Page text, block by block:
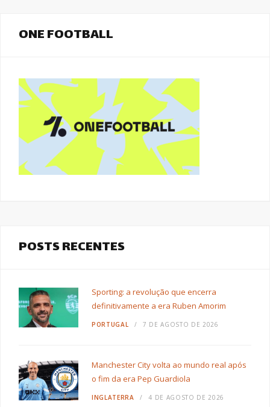
ONE FOOTBALL
POSTS RECENTES
Sporting: a revolução que encerra
definitivamente a era Ruben Amorim
PORTUGAL 7 DE AGOSTO DE 2026
Manchester City volta ao mundo real após
o fim da era Pep Guardiola
INGLATERRA 4 DE AGOSTO DE 2026